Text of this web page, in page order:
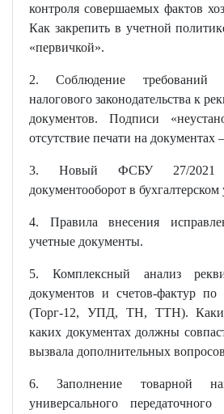
контроля совершаемых фактов
Как закрепить в учетной
«первичкой».
2. Соблюдение требований
налогового законодательства к
документов. Подписи
отсутствие печати на документах
3. Новый ФСБУ 27/2021
документооборот в бухгалтерском
4. Правила внесения
учетные документы.
5. Комплексный анализ
документов и счетов-фактур по
(Торг-12, УПД, ТН, ТТН).
каких документах должны
вызвала дополнительных
6. Заполнение товарной
универсального